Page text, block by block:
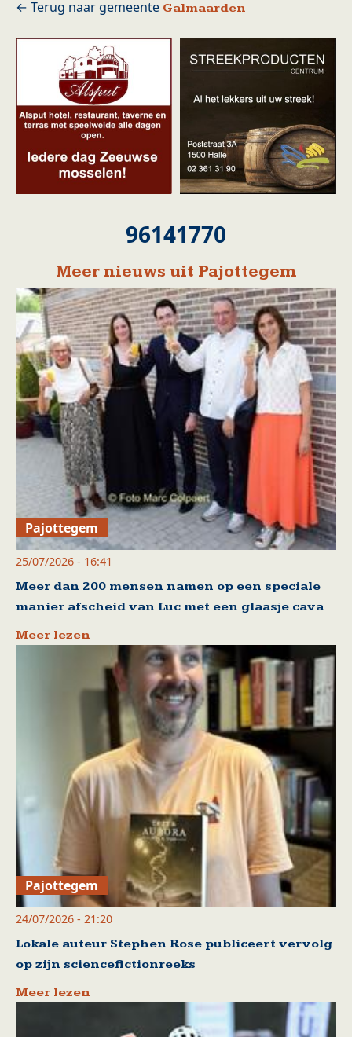
Galmaarden
96141770
Meer nieuws uit Pajottegem
Pajottegem
25/07/2026 - 16:41
Meer dan 200 mensen namen op een speciale
manier afscheid van Luc met een glaasje cava
Meer lezen
Pajottegem
24/07/2026 - 21:20
Lokale auteur Stephen Rose publiceert vervolg
op zijn sciencefictionreeks
Meer lezen